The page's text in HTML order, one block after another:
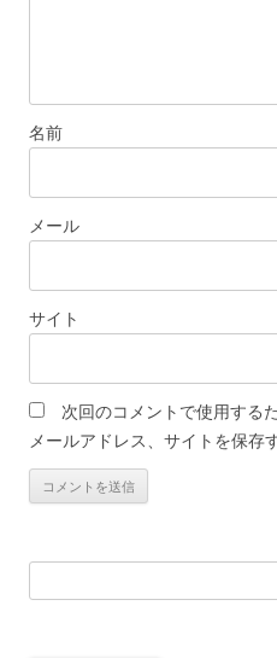
名前
メール
サイト
次回のコメントで使用する
メールアドレス、サイトを保存す
索: